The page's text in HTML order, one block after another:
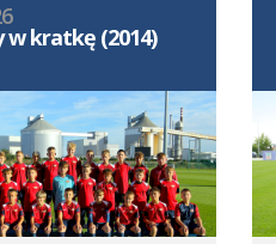
w kratkę (2014)